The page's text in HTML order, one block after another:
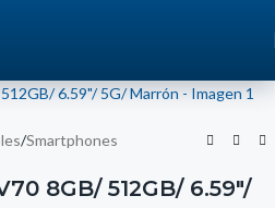
/Smartphones
8GB/ 512GB/ 6.59″/